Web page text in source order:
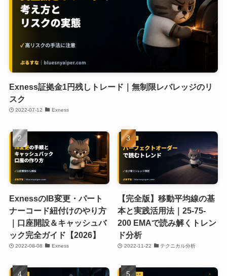
Exness証拠金1円残しトレード｜無制限レバレッジのリ
スク
2022-07-12 Exness
ExnessのIB変更・パート
ナーコード紐付けのやり方
｜口座開設＆キャッシュバ
ック完全ガイド【2026】
2022-08-08 Exness
【完全版】移動平均線の基
本と実践活用法｜25-75-
200 EMAで読み解くトレン
ド分析
2022-11-22 テクニカル分析